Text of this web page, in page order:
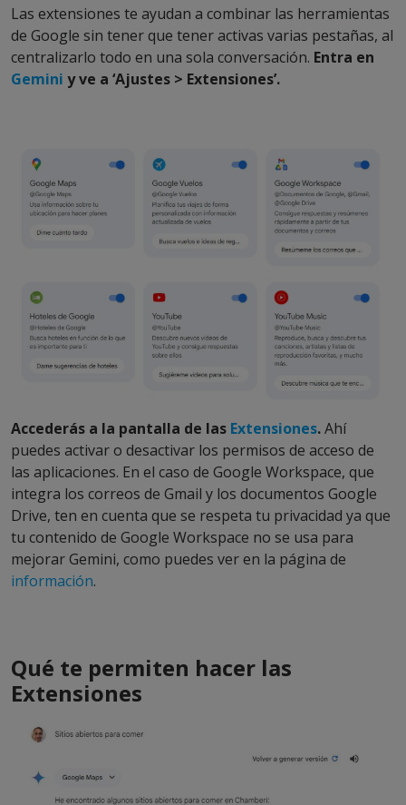
Las extensiones te ayudan a combinar las herramientas
de Google sin tener que tener activas varias pestañas, al
centralizarlo todo en una sola conversación. Entra en
Gemini y ve a ‘Ajustes > Extensiones’.
Accederás a la pantalla de las Extensiones.Ahí
puedes activar o desactivar los permisos de acceso de
las aplicaciones. En el caso de Google Workspace, que
integra los correos de Gmail y los documentos Google
Drive, ten en cuenta que se respeta tu privacidad ya que
tu contenido de Google Workspace no se usa para
mejorar Gemini, como puedes ver en la página de
información.
Qué te permiten hacer las
Extensiones